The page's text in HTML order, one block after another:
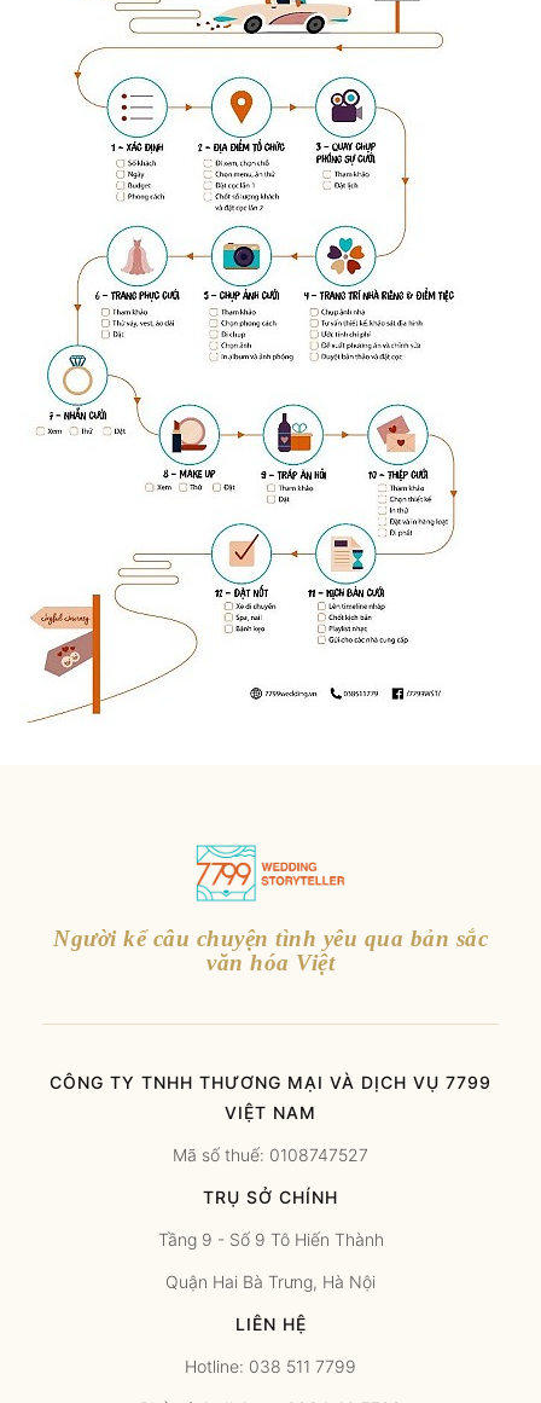
Người kể câu chuyện tình yêu qua bản sắc
văn hóa Việt
CÔNG TY TNHH THƯƠNG MẠI VÀ DỊCH VỤ 7799
VIỆT NAM
Mã số thuế: 0108747527
TRỤ SỞ CHÍNH
Tầng 9 - Số 9 Tô Hiến Thành
Quận Hai Bà Trưng, Hà Nội
LIÊN HỆ
Hotline: 038 511 7799